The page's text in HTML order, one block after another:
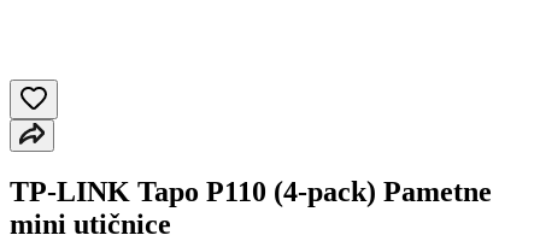
TP-LINK Tapo P110 (4-pack) Pametne
mini utičnice